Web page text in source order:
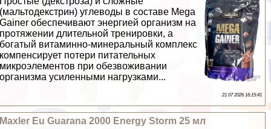
(мальтодекстрин) углеводы в составе Mega
Gainer обеспечивают энергией организм на
протяжении длительной тренировки, а
богатый витаминно-минеральный комплекс
компенсирует потери питательных
микроэлементов при обезвоживании
организма усиленными нагрузками...
21 07 2026 16:15:41
Maxler Eu Guarana 2000 Energy Storm 25 мл